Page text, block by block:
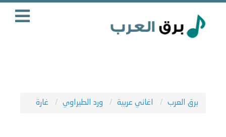
برق العرب اغاني عربية ورد الطيراوي غارة